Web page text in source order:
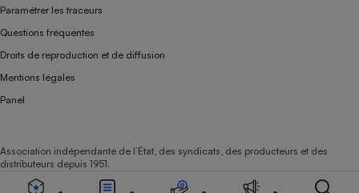
Paramétrer les traceurs
Questions fréquentes
Droits de reproduction et de diffusion
Mentions légales
Panel
Association indépendante de l’État, des syndicats, des producteurs et des
distributeurs depuis 1951.